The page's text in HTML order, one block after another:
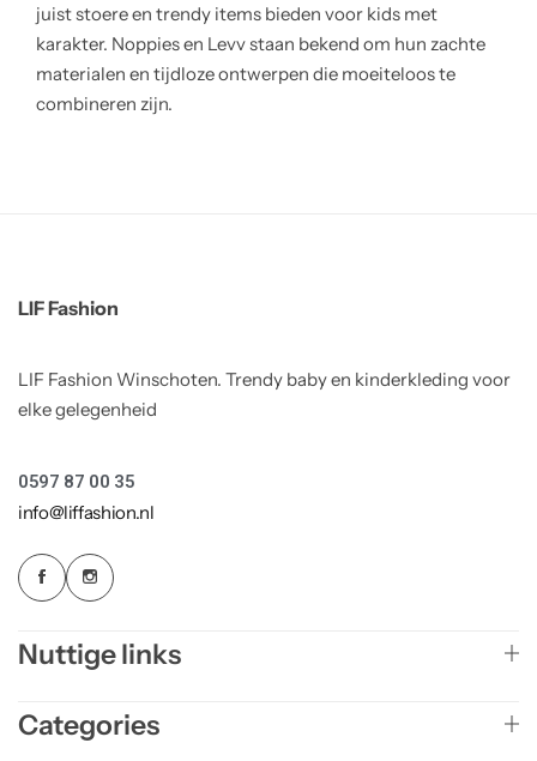
juist stoere en trendy items bieden voor kids met
karakter. Noppies en Levv staan bekend om hun zachte
materialen en tijdloze ontwerpen die moeiteloos te
combineren zijn.
LIF Fashion
LIF Fashion Winschoten. Trendy baby en kinderkleding voor
elke gelegenheid
0597 87 00 35
info@liffashion.nl
Nuttige links
Categories